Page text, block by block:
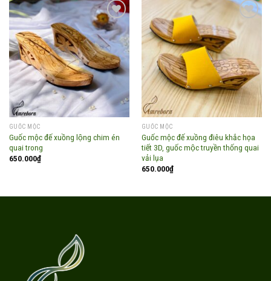
Add to
wishlist
GUỐC MỘC
Guốc mộc đế xuồng lộng chim én
quai trong
650.000₫
wishlist
GUỐC MỘC
Guốc mộc đế xuồng điêu khắc họa
tiết 3D, guốc mộc truyền thống quai
vải lụa
650.000₫